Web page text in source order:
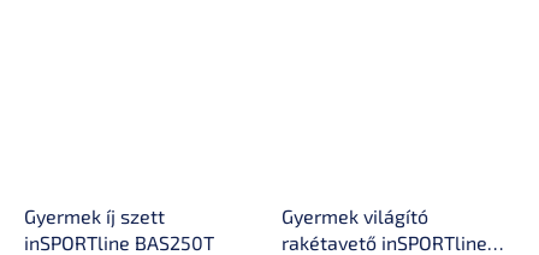
Gyermek íj szett
inSPORTline BAS250T
Gyermek világító
rakétavető inSPORTline